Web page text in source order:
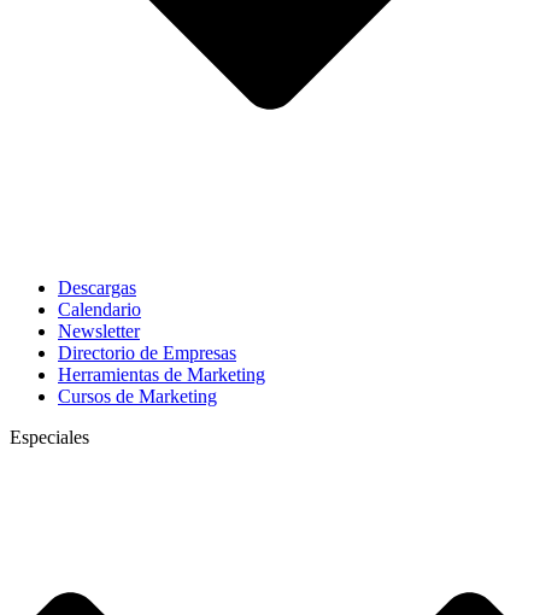
Descargas
Calendario
Newsletter
Directorio de Empresas
Herramientas de Marketing
Cursos de Marketing
Especiales